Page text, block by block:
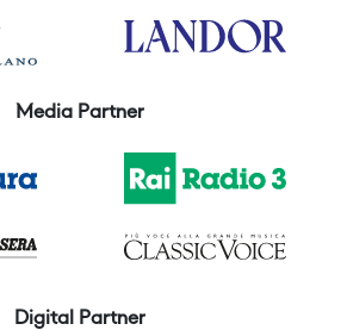
Media Partner
Digital Partner